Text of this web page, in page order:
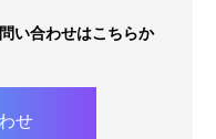
い合わせはこちらか
せ